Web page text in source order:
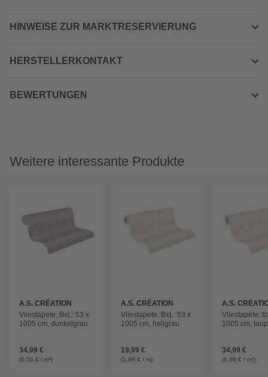
HINWEISE ZUR MARKTRESERVIERUNG
HERSTELLERKONTAKT
BEWERTUNGEN
Weitere interessante Produkte
A.S. CRÉATION
Vliestapete, BxL: 53 x
1005 cm, dunkelgrau
34,99 €
(6,56 € / m²)
A.S. CRÉATION
Vliestapete, BxL: 53 x
1005 cm, hellgrau
19,99 €
(1,99 € / m)
A.S.
Vliestapete,
1005 cm,
34,99 €
(6,56 € / m²)